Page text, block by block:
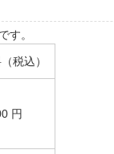
す。
税込）
円